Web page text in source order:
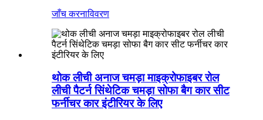
जाँच करनाविवरण
थोक लीची अनाज चमड़ा माइक्रोफाइबर रोल
लीची पैटर्न सिंथेटिक चमड़ा सोफा बैग कार सीट
फर्नीचर कार इंटीरियर के लिए